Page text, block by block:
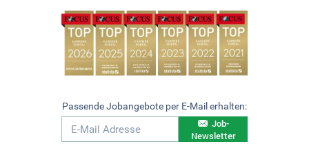
Passende Jobangebote per E-Mail erhalten:
Job-
Newsletter